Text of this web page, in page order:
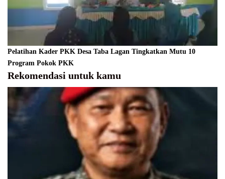
Pelatihan Kader PKK Desa Taba Lagan Tingkatkan Mutu 10
Program Pokok PKK
Rekomendasi untuk kamu